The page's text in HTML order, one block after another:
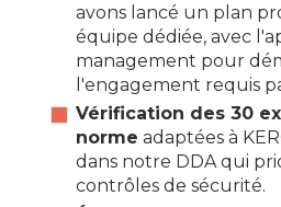
avons lancé un plan
équipe dédiée, avec
management pour
l'engagement requis
Vérification des 30
norme adaptées à
dans notre DDA qui
contrôles de sécurité.